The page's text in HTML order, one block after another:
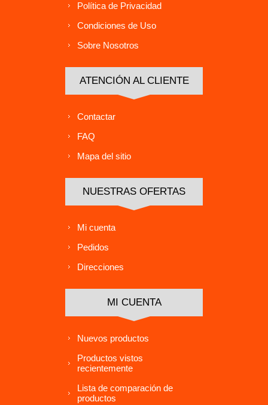
Política de Privacidad
Condiciones de Uso
Sobre Nosotros
ATENCIÓN AL CLIENTE
Contactar
FAQ
Mapa del sitio
NUESTRAS OFERTAS
Mi cuenta
Pedidos
Direcciones
MI CUENTA
Nuevos productos
Productos vistos
recientemente
Lista de comparación de
productos